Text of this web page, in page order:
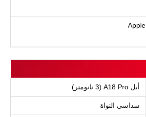
Apple
أبل A18 Pro (3 نانومتر)
سداسي النواة